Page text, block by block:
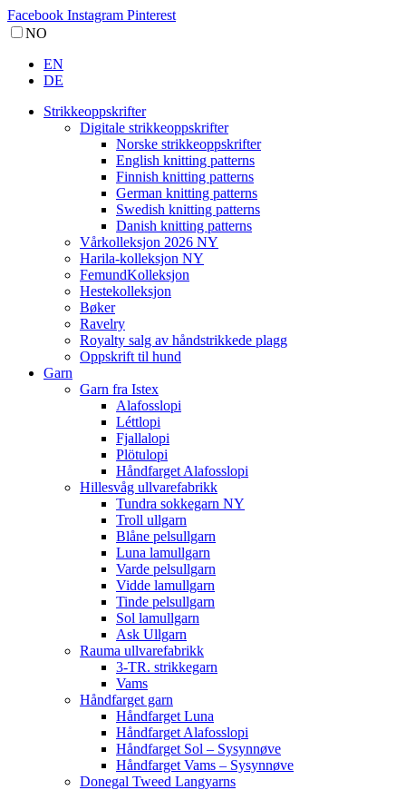
Facebook Instagram Pinterest
NO
EN
DE
Strikkeoppskrifter
Digitale strikkeoppskrifter
Norske strikkeoppskrifter
English knitting patterns
Finnish knitting patterns
German knitting patterns
Swedish knitting patterns
Danish knitting patterns
Vårkolleksjon 2026 NY
Harila-kolleksjon NY
FemundKolleksjon
Hestekolleksjon
Bøker
Ravelry
Royalty salg av håndstrikkede plagg
Oppskrift til hund
Garn
Garn fra Istex
Alafosslopi
Léttlopi
Fjallalopi
Plötulopi
Håndfarget Alafosslopi
Hillesvåg ullvarefabrikk
Tundra sokkegarn NY
Troll ullgarn
Blåne pelsullgarn
Luna lamullgarn
Varde pelsullgarn
Vidde lamullgarn
Tinde pelsullgarn
Sol lamullgarn
Ask Ullgarn
Rauma ullvarefabrikk
3-TR. strikkegarn
Vams
Håndfarget garn
Håndfarget Luna
Håndfarget Alafosslopi
Håndfarget Sol – Sysynnøve
Håndfarget Vams – Sysynnøve
Donegal Tweed Langyarns